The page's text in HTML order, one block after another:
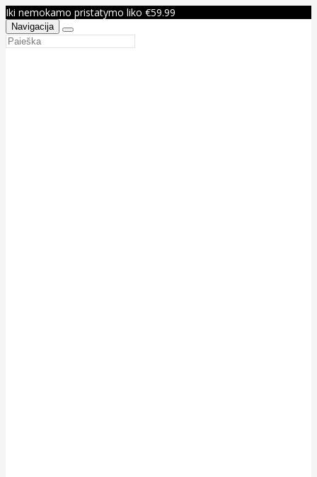
Iki nemokamo pristatymo liko €59.99
Navigacija